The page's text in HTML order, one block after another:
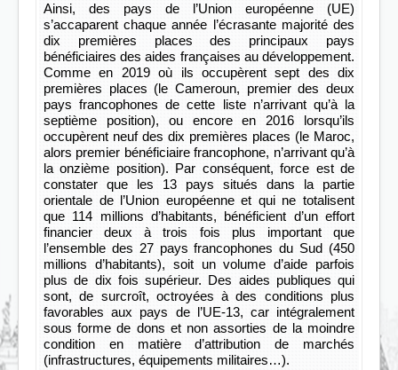
Ainsi, des pays de l’Union européenne (UE)
s’accaparent chaque année l’écrasante majorité des
dix premières places des principaux pays
bénéficiaires des aides françaises au développement.
Comme en 2019 où ils occupèrent sept des dix
premières places (le Cameroun, premier des deux
pays francophones de cette liste n’arrivant qu’à la
septième position), ou encore en 2016 lorsqu’ils
occupèrent neuf des dix premières places (le Maroc,
alors premier bénéficiaire francophone, n’arrivant qu’à
la onzième position). Par conséquent, force est de
constater que les 13 pays situés dans la partie
orientale de l’Union européenne et qui ne totalisent
que 114 millions d’habitants, bénéficient d’un effort
financier deux à trois fois plus important que
l’ensemble des 27 pays francophones du Sud (450
millions d’habitants), soit un volume d’aide parfois
plus de dix fois supérieur. Des aides publiques qui
sont, de surcroît, octroyées à des conditions plus
favorables aux pays de l’UE-13, car intégralement
sous forme de dons et non assorties de la moindre
condition en matière d’attribution de marchés
(infrastructures, équipements militaires…).